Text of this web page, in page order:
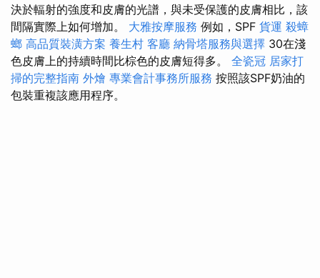
決於輻射的強度和皮膚的光譜，與未受保護的皮膚相比，該
間隔實際上如何增加。 大雅按摩服務 例如，SPF 貨運 殺蟑
螂 高品質裝潢方案 養生村 客廳 納骨塔服務與選擇 30在淺
色皮膚上的持續時間比棕色的皮膚短得多。 全瓷冠 居家打
掃的完整指南 外燴 專業會計事務所服務 按照該SPF奶油的
包裝重複該應用程序。